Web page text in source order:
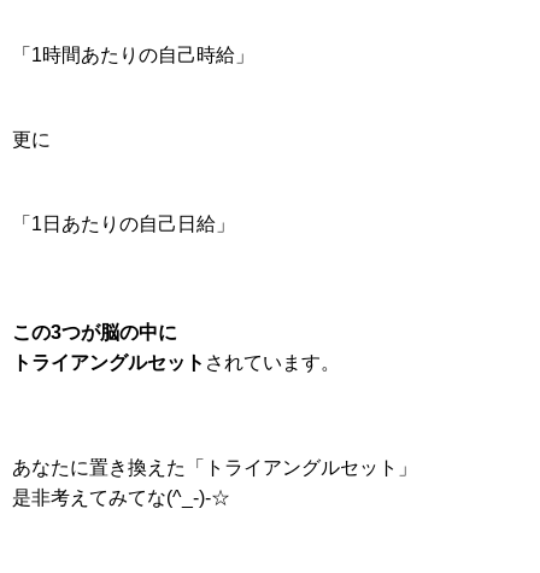
「1時間あたりの自己時給」
更に
「1日あたりの自己日給」
この3つが脳の中に
トライアングルセット されています。
あなたに置き換えた「トライアングルセット」
是非考えてみてな(^_-)-☆